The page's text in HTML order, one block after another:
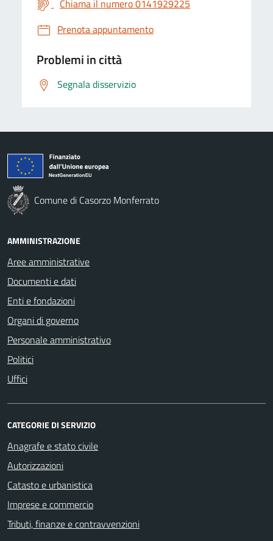
Chiama il numero 0141929225
Prenota appuntamento
Problemi in città
Segnala disservizio
Comune di Casorzo Monferrato
AMMINISTRAZIONE
Aree amministrative
Documenti e dati
Enti e fondazioni
Organi di governo
Personale amministrativo
Politici
Uffici
CATEGORIE DI SERVIZIO
Anagrafe e stato civile
Autorizzazioni
Catasto e urbanistica
Imprese e commercio
Tributi, finanze e contravvenzioni